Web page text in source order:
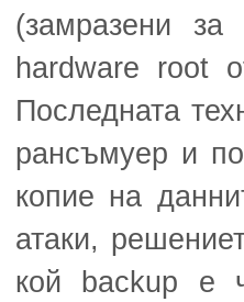
(замразени за
hardware root
Последната
рансъмуер и
копие на
атаки,
кой backup е